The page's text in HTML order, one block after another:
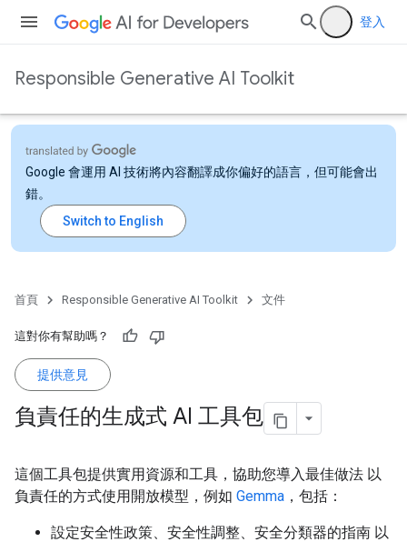
登入
Responsible Generative AI Toolkit
Google 會運用 AI 技術將內容翻譯成你偏好的語言，但可能會出
錯。
首頁 Responsible Generative AI Toolkit 文件
這對你有幫助嗎？
提供意見
負責任的生成式 AI 工具包
這個工具包提供實用資源和工具，協助您導入最佳做法 以
負責任的方式使用開放模型，例如 Gemma ，包括：
設定安全性政策、安全性調整、安全分類器的指南 以